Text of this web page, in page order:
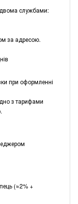
службами:
за адресою.
при оформленні
з тарифами
(≈2% +